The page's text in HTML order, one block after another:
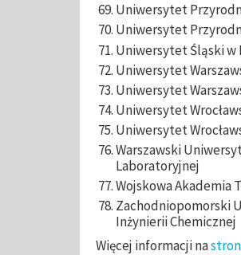
Uniwersytet
Uniwersytet
Uniwersytet Śląski w
Uniwersytet
Uniwersytet
Uniwersytet
Uniwersytet
Warszawski
Laboratoryjnej
Wojskowa Akademia
Zachodniopomorski
Inżynierii Chemicznej
Więcej informacji na